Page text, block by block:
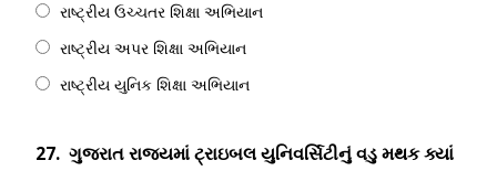
રાષ્ટ્રીય ઉચ્ચતર શિક્ષા અભિયાન
રાષ્ટ્રીય અપર શિક્ષા અભિયાન
રાષ્ટ્રીય યુનિક શિક્ષા અભિયાન
27. ગુજરાત રાજ્યમાં ટ્રાઇબલ યુનિવર્સિટીનું વડુ મથક ક્યાં